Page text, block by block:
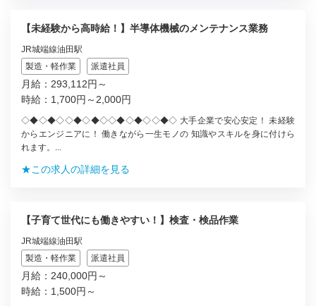
【未経験から高時給！】半導体機械のメンテナンス業務
JR城端線油田駅
製造・軽作業
派遣社員
月給：293,112円～
時給：1,700円～2,000円
◇◆◇◆◇◇◆◇◆◇◇◆◇◆◇◇◆◇ 大手企業で安心安定！ 未経験
からエンジニアに！ 働きながら一生モノの 知識やスキルを身に付けら
れます。...
★この求人の詳細を見る
【子育て世代にも働きやすい！】検査・検品作業
JR城端線油田駅
製造・軽作業
派遣社員
月給：240,000円～
時給：1,500円～